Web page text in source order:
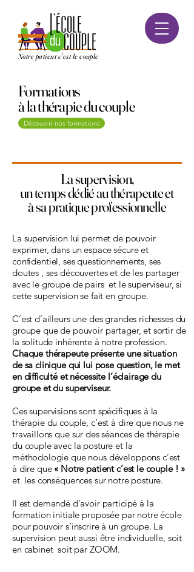
Notre patient c'est le couple
Formations
à la thérapie du couple
Découvrir nos formations
La supervision,
un temps dédié au thérapeute et
à sa pratique professionnelle
La supervision lui permet de pouvoir
exprimer, dans un espace sécure et
confidentiel, ses questionnements, ses
doutes , ses découvertes et de les partager
avec le groupe de pairs et le superviseur, si
cette supervision se fait en groupe.
C’est d’ailleurs une des grandes richesses du
groupe que de pouvoir partager, et sortir de
la solitude inhérente à notre profession.
Chaque thérapeute présente une situation
de sa clinique qui lui pose question, le met
en difficulté et nécessite l’éclairage du
groupe et du superviseur.
Ces supervisions sont spécifiques à la
thérapie du couple, c’est à dire que nous ne
travaillons que sur des séances de thérapie
du couple avec la posture et la
méthodologie que nous développons c’est
à dire que « Notre patient c’est le couple ! »
et les conséquences sur notre posture.
Il est demandé d’avoir participé à la
formation initiale proposée par notre école
pour pouvoir s’inscrire à un groupe. La
supervision peut aussi être individuelle, soit
en cabinet soit par ZOOM.